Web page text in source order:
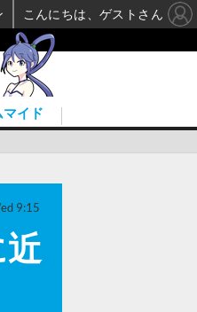
マイド
9:15
こんにちは、ゲストさん